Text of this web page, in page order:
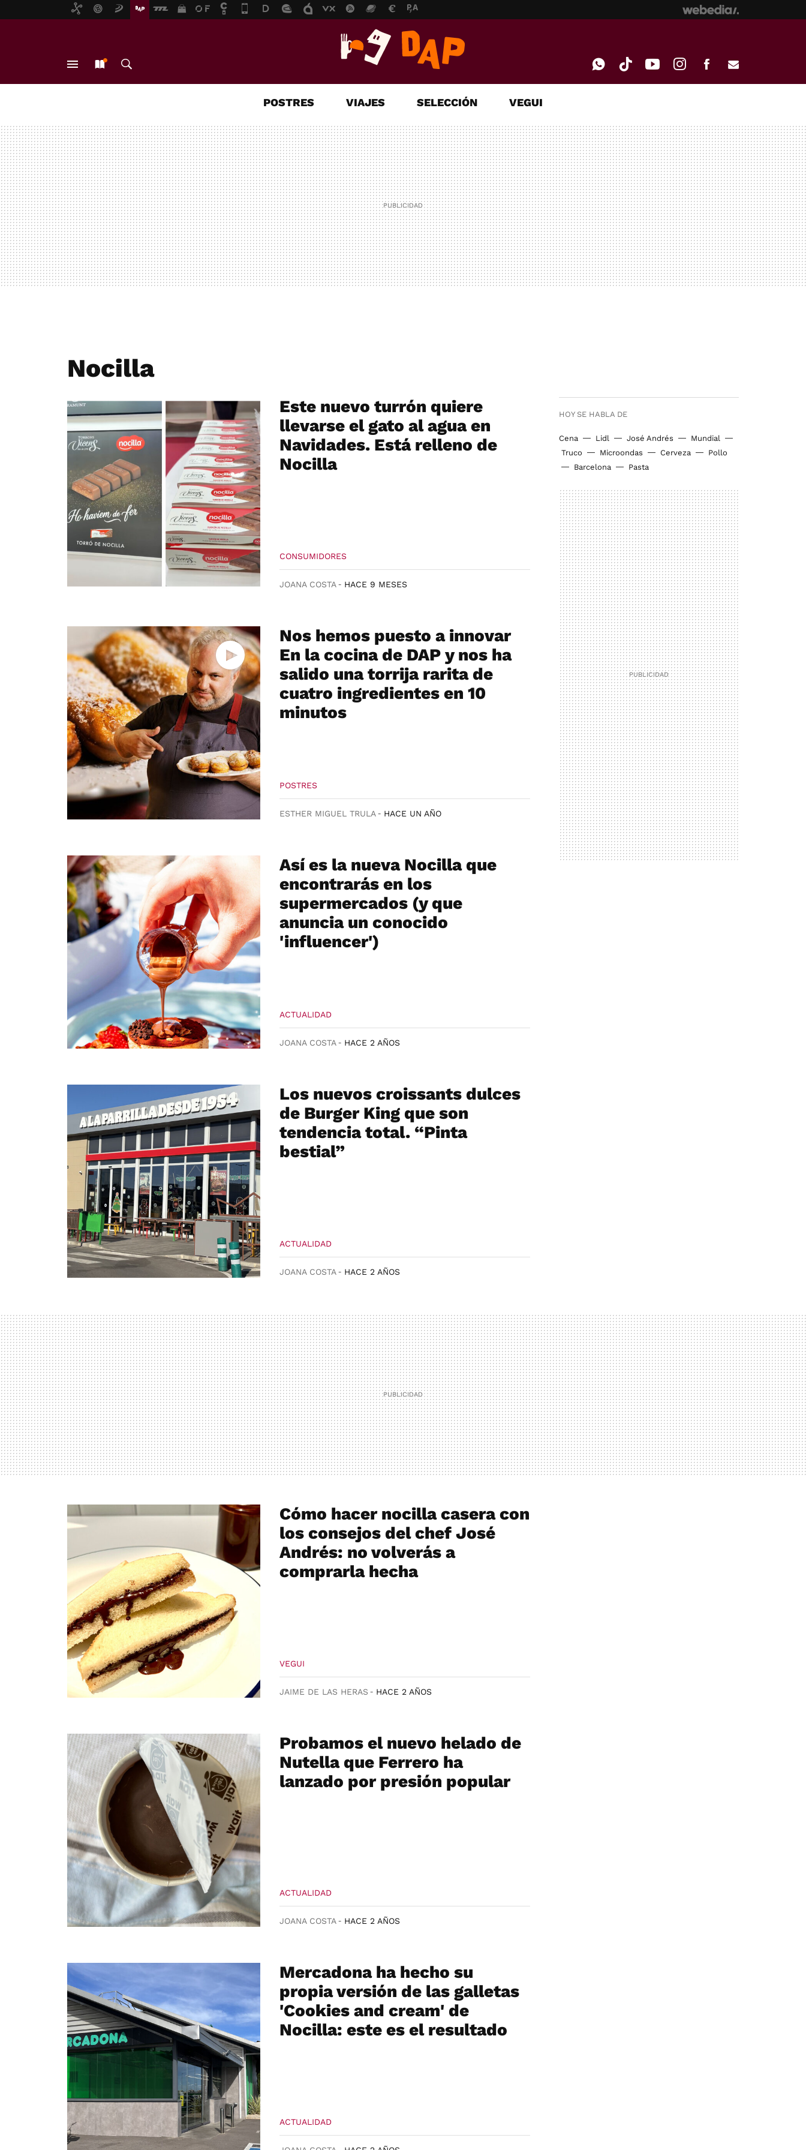
MAIL
POSTRES VIAJES SELECCIÓN VEGUI
Nocilla
HOY SE HABLA DE
Cena Lidl José Andrés
Mundial
Truco
Microondas Cerveza
Pollo
Barcelona
Pasta
Este nuevo turrón quiere
llevarse el gato al agua en
Navidades. Está relleno de
Nocilla
CONSUMIDORES
JOANA COSTA HACE 9 MESES
Nos hemos puesto a innovar
En la cocina de DAP y nos ha
salido una torrija rarita de
cuatro ingredientes en 10
minutos
POSTRES
ESTHER MIGUEL TRULA HACE UN AÑO
Así es la nueva Nocilla que
encontrarás en los
supermercados (y que
anuncia un conocido
'influencer')
ACTUALIDAD
JOANA COSTA HACE 2 AÑOS
Los nuevos croissants dulces
de Burger King que son
tendencia total. “Pinta
bestial”
ACTUALIDAD
JOANA COSTA HACE 2 AÑOS
Cómo hacer nocilla casera con
los consejos del chef José
Andrés: no volverás a
comprarla hecha
VEGUI
JAIME DE LAS HERAS HACE 2 AÑOS
Probamos el nuevo helado de
Nutella que Ferrero ha
lanzado por presión popular
ACTUALIDAD
JOANA COSTA HACE 2 AÑOS
Mercadona ha hecho su
propia versión de las galletas
'Cookies and cream' de
Nocilla: este es el resultado
ACTUALIDAD